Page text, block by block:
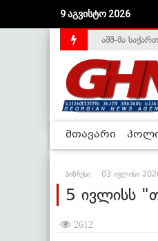
9 აგვისტო 2026
მთავარი
ბიზნესი 03 ივლისი
5 ივლისს
2612